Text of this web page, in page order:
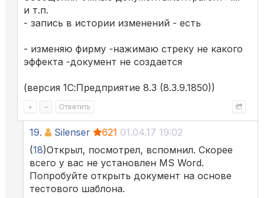
и т.п.
- запись в истории изменений - есть
- изменяю фирму -нажимаю стреку не какого
эффекта -документ не создается
(версия 1С:Предприятие 8.3 (8.3.9.1850))
+ – Ответить
19. Silenser 621 01.04.17 19:02
(18)Открыл, посмотрел, вспомнил. Скорее
всего у вас не установлен MS Word.
Попробуйте открыть документ на основе
тестового шаблона.